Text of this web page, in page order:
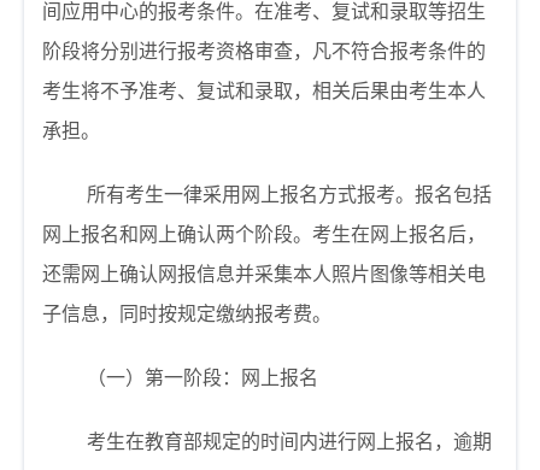
间应用中心的报考条件。在准考、复试和录取等招生
阶段将分别进行报考资格审查，凡不符合报考条件的
考生将不予准考、复试和录取，相关后果由考生本人
承担。
所有考生一律采用网上报名方式报考。报名包括
网上报名和网上确认两个阶段。考生在网上报名后，
还需网上确认网报信息并采集本人照片图像等相关电
子信息，同时按规定缴纳报考费。
（一）第一阶段：网上报名
考生在教育部规定的时间内进行网上报名，逾期